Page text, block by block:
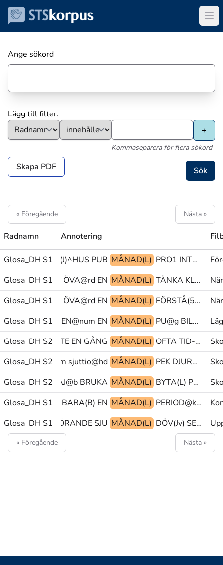
Ange sökord
Lägg till filter:
Kommaseparera för flera sökord
Skapa PDF
« Föregående Nästa »
Radnamn Annotering
Glosa_DH S1
TEX@b DÖV(J)^HUS PUB MÅNAD(L) PRO1 INTRESSERAD-INTE TRÅKIG
Glosa_DH S1
FÖRST(LL) ÖVA@rd EN MÅNAD(L) TÄNKA KLAR MEN
Glosa_DH S1PRO1 ÖVA@rd EN MÅNAD(L) FÖRSTÅ(5) MEN TECKNA-GEST
Glosa_DH S1
FYRA^TUSEN@num EN MÅNAD(L) PU@g BILLIG SEDAN(L)
Glosa_DH S2VETA|INTE EN GÅNG MÅNAD(L) OFTA TID-FRAMÅT.ITER SJUTTIO^FYRA@num
Glosa_DH S2
sjuttio@hd MÅNAD(L) PEK DJURGÅRDEN@en GLOSA:(?).MULTI
Glosa_DH S2
PAPPER MAJ@b BRUKA MÅNAD(L) BYTA(L) PEK ISHOCKEY^KLUBB
Glosa_DH S1KANSKE BARA(B) EN MÅNAD(L) PERIOD@kl SEDAN(L) PEK
Glosa_DH S1PRO1 HÖRANDE SJU MÅNAD(L) DÖV(Jv) SEDAN(L) PRO1
« Föregående Nästa »